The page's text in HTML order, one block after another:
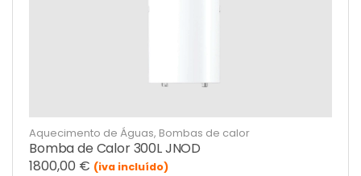
Aquecimento de Águas, Bombas de calor
Bomba de Calor 300L JNOD
1800,00 € (iva incluído)